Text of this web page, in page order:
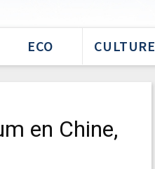
ECO CULTURE
en Chine,